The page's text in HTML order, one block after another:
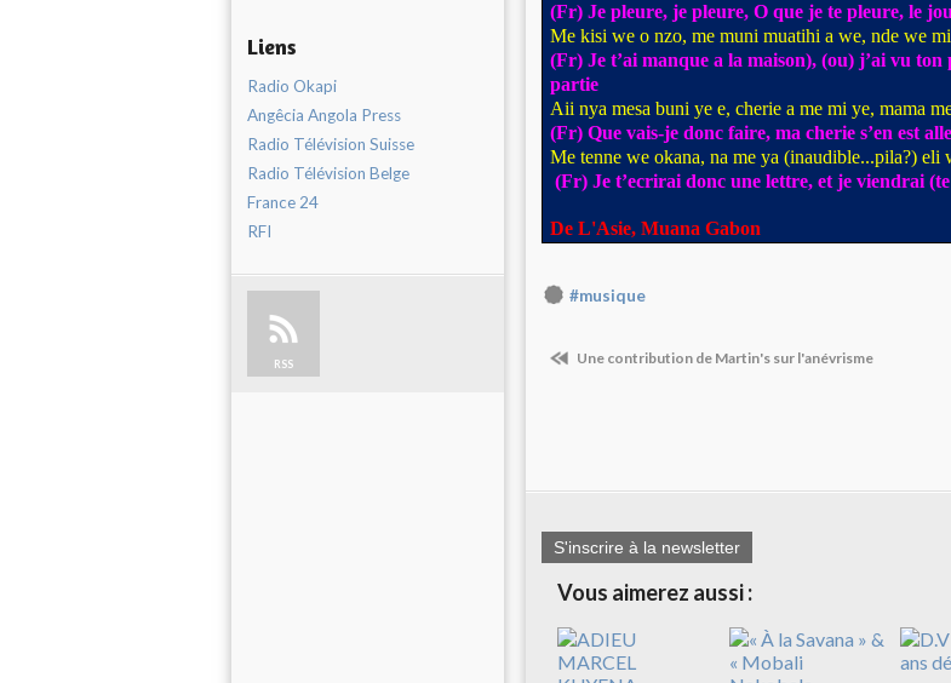
Liens
Radio Okapi
Angêcia Angola Press
Radio Télévision Suisse
Radio Télévision Belge
France 24
RFI
RSS
(Fr) Je pleure, je pleure, O que je te pleure, le
Me kisi we o nzo, me muni muatihi a we, nde we
(Fr) Je t’ai manque a la maison), (ou) j’ai vu
partie
Aii nya mesa buni ye e, cherie a me mi ye, mama
(Fr) Que vais-je donc faire, ma cherie s’en est
Me tenne we okana, na me ya (inaudible...pila?) eli
(Fr) Je t’ecrirai donc une lettre, et je viendrai
De L'Asie, Muana Gabon
#musique
Une contribution de Martin's sur l'anévrisme
S'inscrire à la newsletter
Vous aimerez aussi :